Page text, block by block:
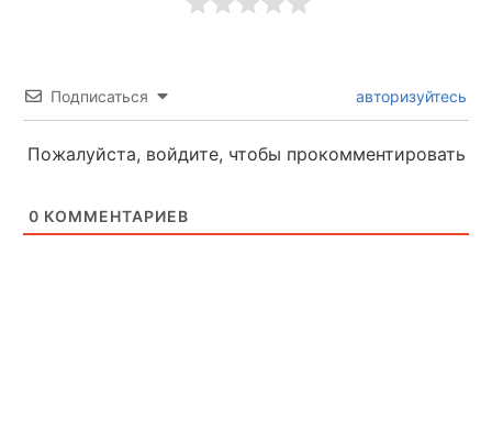
Подписаться авторизуйтесь
Пожалуйста, войдите, чтобы прокомментировать
0 КОММЕНТАРИЕВ